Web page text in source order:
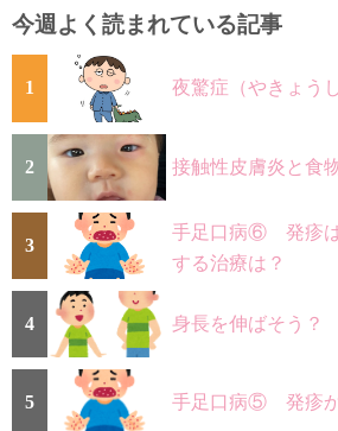
今週よく読まれている記事
1 夜驚症（やきょう
2 接触性皮膚炎と食
3
手足口病⑥ 発疹
する治療は？
4 身長を伸ばそう？
5 手足口病⑤ 発疹か